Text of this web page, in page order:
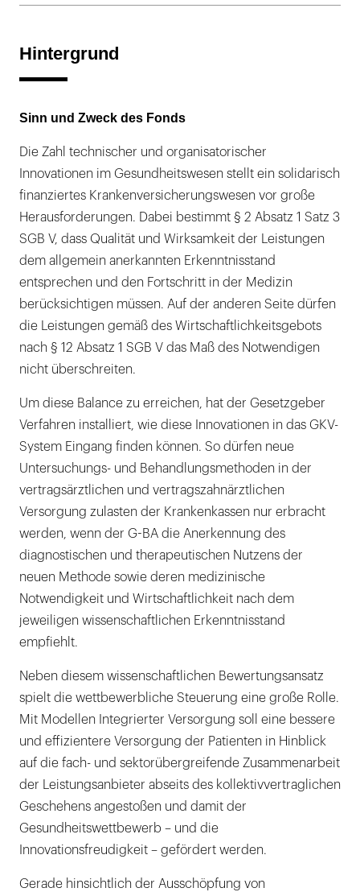
Hintergrund
Sinn und Zweck des Fonds
Die Zahl technischer und organisatorischer
Innovationen im Gesundheitswesen stellt ein solidarisch
finanziertes Krankenversicherungswesen vor große
Herausforderungen. Dabei bestimmt § 2 Absatz 1 Satz 3
SGB V, dass Qualität und Wirksamkeit der Leistungen
dem allgemein anerkannten Erkenntnisstand
entsprechen und den Fortschritt in der Medizin
berücksichtigen müssen. Auf der anderen Seite dürfen
die Leistungen gemäß des Wirtschaftlichkeitsgebots
nach § 12 Absatz 1 SGB V das Maß des Notwendigen
nicht überschreiten.
Um diese Balance zu erreichen, hat der Gesetzgeber
Verfahren installiert, wie diese Innovationen in das GKV-
System Eingang finden können. So dürfen neue
Untersuchungs- und Behandlungsmethoden in der
vertragsärztlichen und vertragszahnärztlichen
Versorgung zulasten der Krankenkassen nur erbracht
werden, wenn der G-BA die Anerkennung des
diagnostischen und therapeutischen Nutzens der
neuen Methode sowie deren medizinische
Notwendigkeit und Wirtschaftlichkeit nach dem
jeweiligen wissenschaftlichen Erkenntnisstand
empfiehlt.
Neben diesem wissenschaftlichen Bewertungsansatz
spielt die wettbewerbliche Steuerung eine große Rolle.
Mit Modellen Integrierter Versorgung soll eine bessere
und effizientere Versorgung der Patienten in Hinblick
auf die fach- und sektorübergreifende Zusammenarbeit
der Leistungsanbieter abseits des kollektivvertraglichen
Geschehens angestoßen und damit der
Gesundheitswettbewerb – und die
Innovationsfreudigkeit – gefördert werden.
Gerade hinsichtlich der Ausschöpfung von